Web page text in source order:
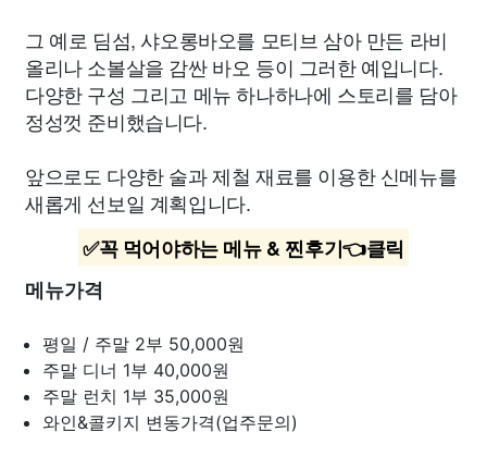
그 예로 딤섬, 샤오롱바오를 모티브 삼아 만든 라비
올리나 소볼살을 감싼 바오 등이 그러한 예입니다.
다양한 구성 그리고 메뉴 하나하나에 스토리를 담아
정성껏 준비했습니다.
앞으로도 다양한 술과 제철 재료를 이용한 신메뉴를
새롭게 선보일 계획입니다.
✅꼭 먹어야하는 메뉴 & 찐후기👈클릭
메뉴가격
평일 / 주말 2부 50,000원
주말 디너 1부 40,000원
주말 런치 1부 35,000원
와인&콜키지 변동가격(업주문의)